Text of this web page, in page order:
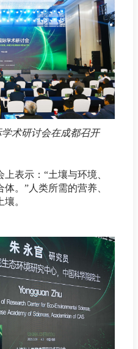
术研讨会在成都召开
表示：“土壤与环境、
。”人类所需的营养、
。